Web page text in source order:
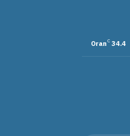
34.4
C
Oran